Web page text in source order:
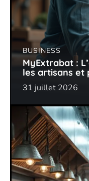
BUSINESS
MyExtrabat :
les artisans et
31 juillet 2026